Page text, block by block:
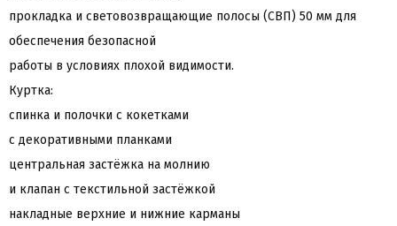
прокладка и световозвращающие полосы (СВП) 50 мм для
обеспечения безопасной
работы в условиях плохой видимости.
Куртка:
спинка и полочки с кокетками
с декоративными планками
центральная застёжка на молнию
и клапан с текстильной застёжкой
накладные верхние и нижние карманы